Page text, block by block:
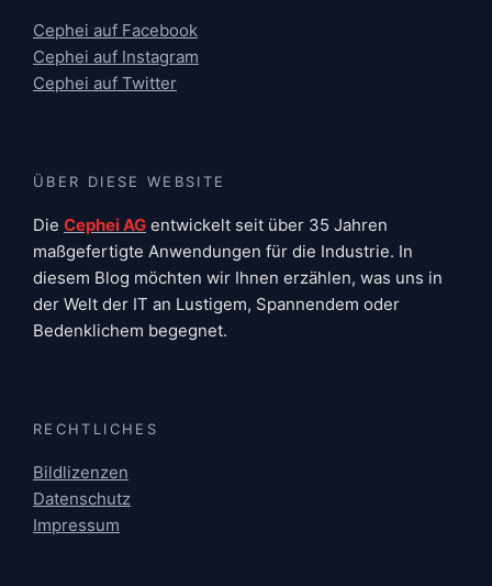
Cephei auf Facebook
Cephei auf Instagram
Cephei auf Twitter
ÜBER DIESE WEBSITE
Die Cephei AG entwickelt seit über 35 Jahren
maßgefertigte Anwendungen für die Industrie. In
diesem Blog möchten wir Ihnen erzählen, was uns in
der Welt der IT an Lustigem, Spannendem oder
Bedenklichem begegnet.
RECHTLICHES
Bildlizenzen
Datenschutz
Impressum